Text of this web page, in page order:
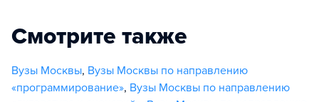
Смотрите также
Вузы Москвы, Вузы Москвы по направлению
«программирование», Вузы Москвы по направлению